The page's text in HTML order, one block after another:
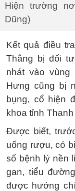
Hiện trường
Dũng)
Kết quả điều
Thắng bị đối
nhát vào vùng
Hưng cũng bị
bụng, cổ hiện
khoa tỉnh
Được biết,
uống rượu, có
số bệnh lý nền
gan, tiểu
được hưởng